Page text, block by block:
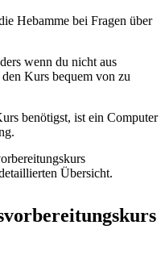
Hebamme bei Fragen über
wenn du nicht aus
Kurs bequem von zu
benötigst, ist ein Computer
Übersicht.